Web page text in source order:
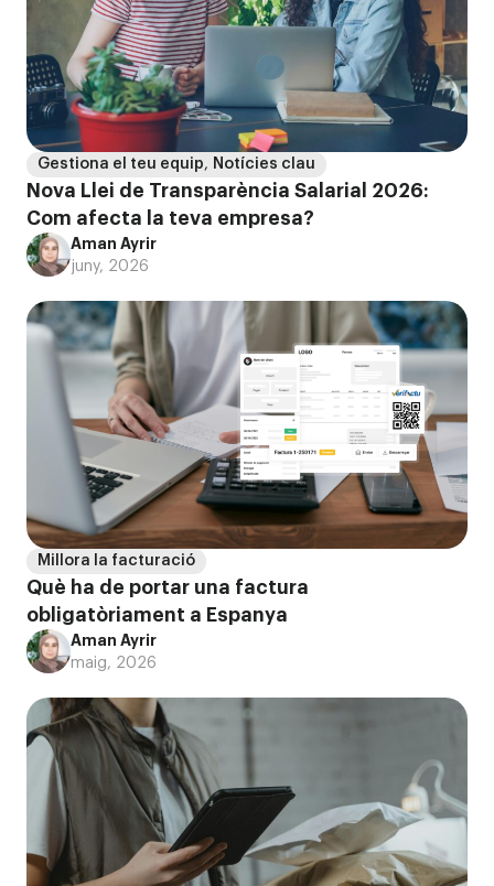
Gestiona el teu equip, Notícies clau
Nova Llei de Transparència Salarial 2026:
Com afecta la teva empresa?
Aman Ayrir
juny, 2026
Millora la facturació
Què ha de portar una factura
obligatòriament a Espanya
Aman Ayrir
maig, 2026